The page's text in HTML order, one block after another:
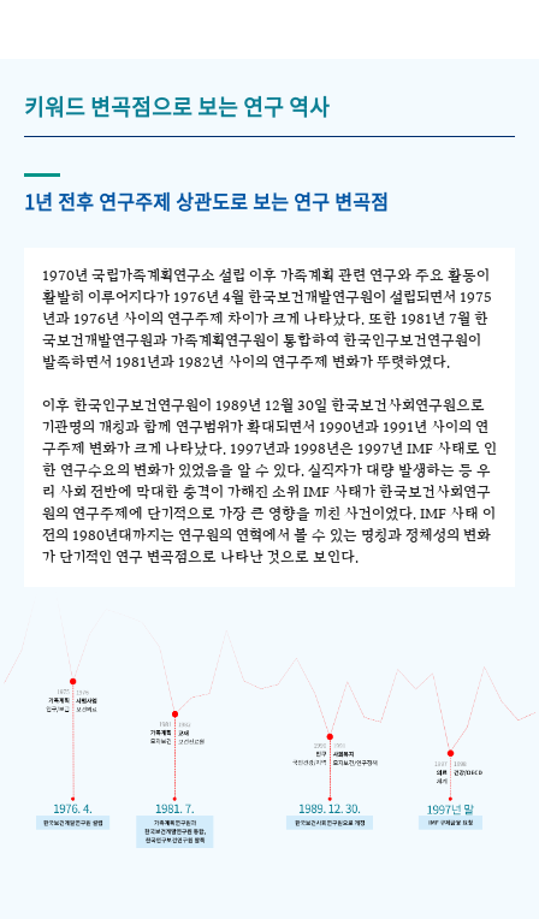
키워드 변곡점으로 보는 연구 역사
1년 전후 연구주제 상관도로 보는 연구 변곡점
1970년 국립가족계획연구소 설립 이후 가족계획 관련 연구와 주요 활동이
활발히 이루어지다가 1976년 4월 한국보건개발연구원이 설립되면서 1975
년과 1976년 사이의 연구주제 차이가 크게 나타났다. 또한 1981년 7월 한
국보건개발연구원과 가족계획연구원이 통합하여 한국인구보건연구원이
발족하면서 1981년과 1982년 사이의 연구주제 변화가 뚜렷하였다.
이후 한국인구보건연구원이 1989년 12월 30일 한국보건사회연구원으로
기관명의 개칭과 함께 연구범위가 확대되면서 1990년과 1991년 사이의 연
구주제 변화가 크게 나타났다. 1997년과 1998년은 1997년 IMF 사태로 인
한 연구수요의 변화가 있었음을 알 수 있다. 실직자가 대량 발생하는 등 우
리 사회 전반에 막대한 충격이 가해진 소위 IMF 사태가 한국보건사회연구
원의 연구주제에 단기적으로 가장 큰 영향을 끼친 사건이었다. IMF 사태 이
전의 1980년대까지는 연구원의 연혁에서 볼 수 있는 명칭과 정체성의 변화
가 단기적인 연구 변곡점으로 나타난 것으로 보인다.